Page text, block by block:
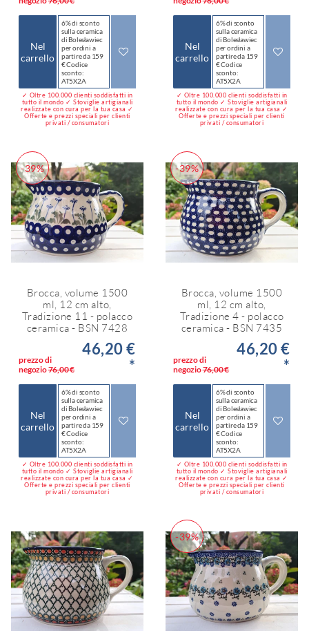
Nel
carrello
6% di sconto
sulla ceramica
di Bolesławiec
per ordini a
partire da 159
€ Codice
sconto:
AT5X2A
✓ Oltre 100.000 clienti soddisfatti in
tutto il mondo ✓ Stoviglie artigianali
realizzate con cura per la tua casa ✓
Offerte e prezzi speciali per clienti
privati / consumatori
Nel
carrello
6% di sconto
sulla ceramica
di Bolesławiec
per ordini a
partire da 159
€ Codice
sconto:
AT5X2A
✓ Oltre 100.000 clienti soddisfatti in
tutto il mondo ✓ Stoviglie artigianali
realizzate con cura per la tua casa ✓
Offerte e prezzi speciali per clienti
privati / consumatori
-39%
Brocca, volume 1500
ml, 12 cm alto,
Tradizione 11 - polacco
ceramica - BSN 7428
prezzo di
negozio76,00 €
46,20 €
*
Nel
carrello
6% di sconto
sulla ceramica
di Bolesławiec
per ordini a
partire da 159
€ Codice
sconto:
AT5X2A
✓ Oltre 100.000 clienti soddisfatti in
tutto il mondo ✓ Stoviglie artigianali
realizzate con cura per la tua casa ✓
Offerte e prezzi speciali per clienti
privati / consumatori
-39%
Brocca, volume 1500
ml, 12 cm alto,
Tradizione 4 - polacco
ceramica - BSN 7435
prezzo di
negozio76,00 €
46,20 €
*
Nel
carrello
6% di sconto
sulla ceramica
di Bolesławiec
per ordini a
partire da 159
€ Codice
sconto:
AT5X2A
✓ Oltre 100.000 clienti soddisfatti in
tutto il mondo ✓ Stoviglie artigianali
realizzate con cura per la tua casa ✓
Offerte e prezzi speciali per clienti
privati / consumatori
-39%